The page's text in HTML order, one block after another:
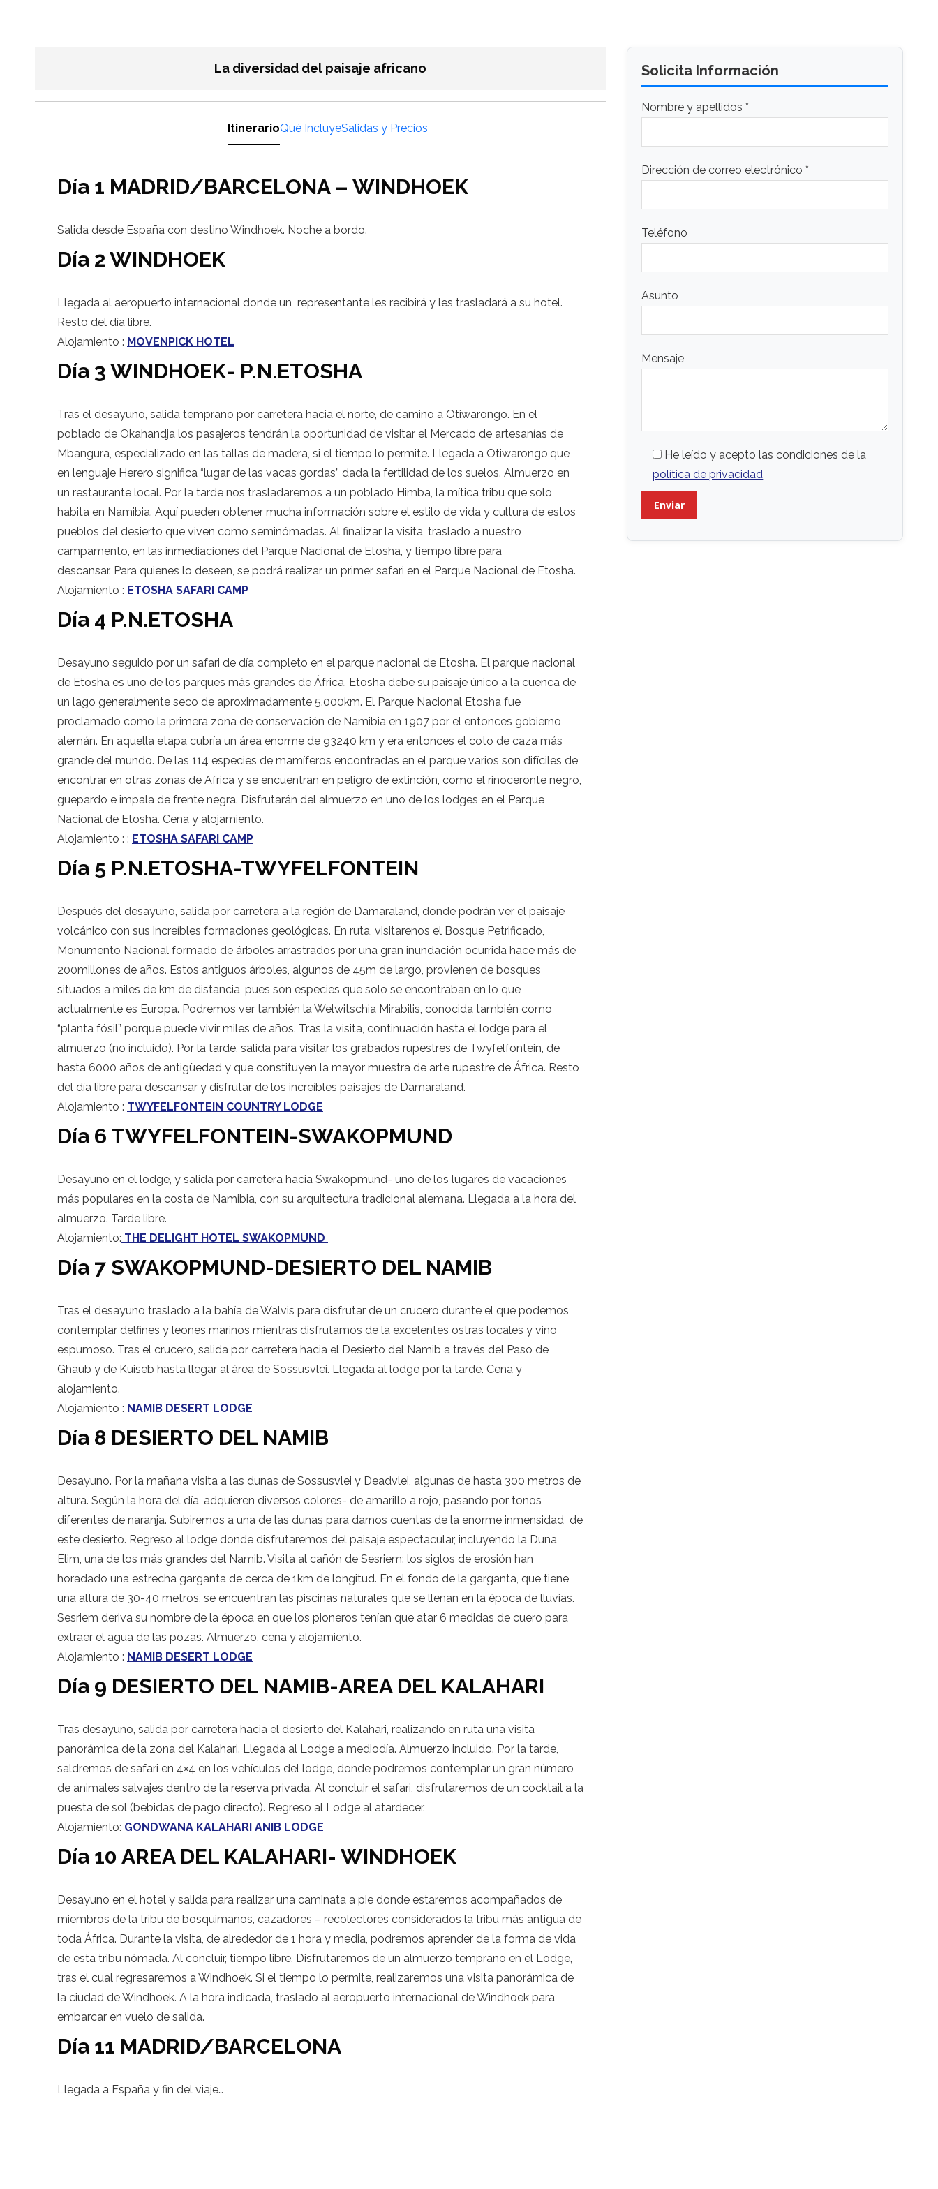
La diversidad del paisaje africano
ItinerarioQué IncluyeSalidas y Precios
Día 1 MADRID/BARCELONA – WINDHOEK
Salida desde España con destino Windhoek. Noche a bordo.
Día 2 WINDHOEK
Llegada al aeropuerto internacional donde un representante les recibirá y les trasladará a su hotel.
Resto del día libre.
Alojamiento : MOVENPICK HOTEL
Día 3 WINDHOEK- P.N.ETOSHA
Tras el desayuno, salida temprano por carretera hacia el norte, de camino a Otiwarongo. En el
poblado de Okahandja los pasajeros tendrán la oportunidad de visitar el Mercado de artesanías de
Mbangura, especializado en las tallas de madera, si el tiempo lo permite. Llegada a Otiwarongo,que
en lenguaje Herero significa “lugar de las vacas gordas” dada la fertilidad de los suelos. Almuerzo en
un restaurante local. Por la tarde nos trasladaremos a un poblado Himba, la mítica tribu que solo
habita en Namibia. Aquí pueden obtener mucha información sobre el estilo de vida y cultura de estos
pueblos del desierto que viven como seminómadas. Al finalizar la visita, traslado a nuestro
campamento, en las inmediaciones del Parque Nacional de Etosha, y tiempo libre para
descansar. Para quienes lo deseen, se podrá realizar un primer safari en el Parque Nacional de Etosha.
Alojamiento : ETOSHA SAFARI CAMP
Día 4 P.N.ETOSHA
Desayuno seguido por un safari de día completo en el parque nacional de Etosha. El parque nacional
de Etosha es uno de los parques más grandes de África. Etosha debe su paisaje único a la cuenca de
un lago generalmente seco de aproximadamente 5.000km. El Parque Nacional Etosha fue
proclamado como la primera zona de conservación de Namibia en 1907 por el entonces gobierno
alemán. En aquella etapa cubría un área enorme de 93240 km y era entonces el coto de caza más
grande del mundo. De las 114 especies de mamíferos encontradas en el parque varios son difíciles de
encontrar en otras zonas de Africa y se encuentran en peligro de extinción, como el rinoceronte negro,
guepardo e impala de frente negra. Disfrutarán del almuerzo en uno de los lodges en el Parque
Nacional de Etosha. Cena y alojamiento.
Alojamiento : : ETOSHA SAFARI CAMP
Día 5 P.N.ETOSHA-TWYFELFONTEIN
Después del desayuno, salida por carretera a la región de Damaraland, donde podrán ver el paisaje
volcánico con sus increíbles formaciones geológicas. En ruta, visitarenos el Bosque Petrificado,
Monumento Nacional formado de árboles arrastrados por una gran inundación ocurrida hace más de
200millones de años. Estos antiguos árboles, algunos de 45m de largo, provienen de bosques
situados a miles de km de distancia, pues son especies que solo se encontraban en lo que
actualmente es Europa. Podremos ver también la Welwitschia Mirabilis, conocida también como
“planta fósil” porque puede vivir miles de años. Tras la visita, continuación hasta el lodge para el
almuerzo (no incluido). Por la tarde, salida para visitar los grabados rupestres de Twyfelfontein, de
hasta 6000 años de antigüedad y que constituyen la mayor muestra de arte rupestre de África. Resto
del día libre para descansar y disfrutar de los increíbles paisajes de Damaraland.
Alojamiento : TWYFELFONTEIN COUNTRY LODGE
Día 6 TWYFELFONTEIN-SWAKOPMUND
Desayuno en el lodge, y salida por carretera hacia Swakopmund- uno de los lugares de vacaciones
más populares en la costa de Namibia, con su arquitectura tradicional alemana. Llegada a la hora del
almuerzo. Tarde libre.
Alojamiento: THE DELIGHT HOTEL SWAKOPMUND
Día 7 SWAKOPMUND-DESIERTO DEL NAMIB
Tras el desayuno traslado a la bahía de Walvis para disfrutar de un crucero durante el que podemos
contemplar delfines y leones marinos mientras disfrutamos de la excelentes ostras locales y vino
espumoso. Tras el crucero, salida por carretera hacia el Desierto del Namib a través del Paso de
Ghaub y de Kuiseb hasta llegar al área de Sossusvlei. Llegada al lodge por la tarde. Cena y
alojamiento.
Alojamiento : NAMIB DESERT LODGE
Día 8 DESIERTO DEL NAMIB
Desayuno. Por la mañana visita a las dunas de Sossusvlei y Deadvlei, algunas de hasta 300 metros de
altura. Según la hora del día, adquieren diversos colores- de amarillo a rojo, pasando por tonos
diferentes de naranja. Subiremos a una de las dunas para darnos cuentas de la enorme inmensidad de
este desierto. Regreso al lodge donde disfrutaremos del paisaje espectacular, incluyendo la Duna
Elim, una de los más grandes del Namib. Visita al cañón de Sesriem: los siglos de erosión han
horadado una estrecha garganta de cerca de 1km de longitud. En el fondo de la garganta, que tiene
una altura de 30-40 metros, se encuentran las piscinas naturales que se llenan en la época de lluvias.
Sesriem deriva su nombre de la época en que los pioneros tenían que atar 6 medidas de cuero para
extraer el agua de las pozas. Almuerzo, cena y alojamiento.
Alojamiento : NAMIB DESERT LODGE
Día 9 DESIERTO DEL NAMIB-AREA DEL KALAHARI
Tras desayuno, salida por carretera hacia el desierto del Kalahari, realizando en ruta una visita
panorámica de la zona del Kalahari. Llegada al Lodge a mediodía. Almuerzo incluido. Por la tarde,
saldremos de safari en 4×4 en los vehículos del lodge, donde podremos contemplar un gran número
de animales salvajes dentro de la reserva privada. Al concluir el safari, disfrutaremos de un cocktail a la
puesta de sol (bebidas de pago directo). Regreso al Lodge al atardecer.
Alojamiento: GONDWANA KALAHARI ANIB LODGE
Día 10 AREA DEL KALAHARI- WINDHOEK
Desayuno en el hotel y salida para realizar una caminata a pie donde estaremos acompañados de
miembros de la tribu de bosquimanos, cazadores – recolectores considerados la tribu más antigua de
toda África. Durante la visita, de alrededor de 1 hora y media, podremos aprender de la forma de vida
de esta tribu nómada. Al concluir, tiempo libre. Disfrutaremos de un almuerzo temprano en el Lodge,
tras el cual regresaremos a Windhoek. Si el tiempo lo permite, realizaremos una visita panorámica de
la ciudad de Windhoek. A la hora indicada, traslado al aeropuerto internacional de Windhoek para
embarcar en vuelo de salida.
Día 11 MADRID/BARCELONA
Llegada a España y fin del viaje…
Solicita Información
Nombre y apellidos *
Dirección de correo electrónico *
Teléfono
Asunto
Mensaje
He leído y acepto las condiciones de la
política de privacidad